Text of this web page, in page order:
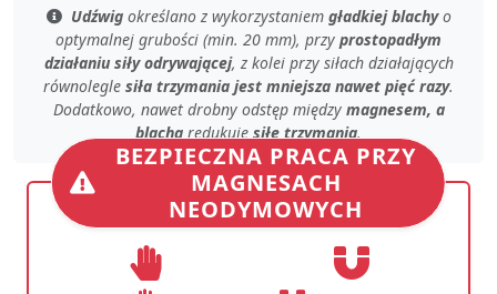
Udźwigokreślano z wykorzystaniem gładkiej blachyo
optymalnej grubości (min. 20 mm), przy prostopadłym
działaniu siły odrywającej, z kolei przy siłach działających
równolegle siła trzymania jest mniejsza nawet pięć razy.
Dodatkowo, nawet drobny odstępmiędzy magnesem, a
blachą redukuje siłę trzymania.
BEZPIECZNA PRACA PRZY
MAGNESACH
NEODYMOWYCH